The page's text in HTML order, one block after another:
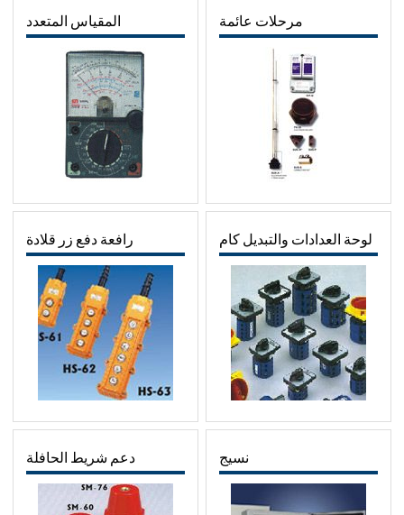
مرحلات عائمة المقياس المتعدد
لوحة العدادات والتبديل كام رافعة دفع زر قلادة
نسيج دعم شريط الحافلة